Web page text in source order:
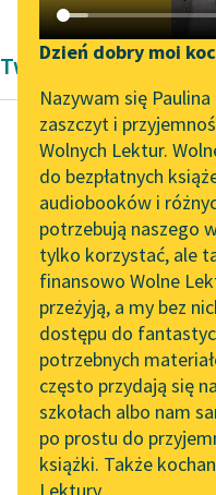
Katalog DAISY
Podkasty o książkach
Aktualności
„Prokurator Alicja Horn”
do słuchania
Byliśmy częścią AI Impact
Lab
Zapraszamy na spotkanie
online z tłumaczkami
literatury skandynawskiej
Spotkanie z Katarzyną
Tunkiel w Oslo
102. lata temu zmarł
Joseph Conrad
Dzień dobry moi
Nazywam się
zaszczyt i
Wolnych Lektur.
do bezpłatnych
audiobooków i
potrzebują naszego
tylko korzystać, ale
finansowo Wolne
przeżyją, a my bez
dostępu do
potrzebnych
często przydają się
szkołach albo nam
po prostu do
książki. Także
Twórczość Andrzeja